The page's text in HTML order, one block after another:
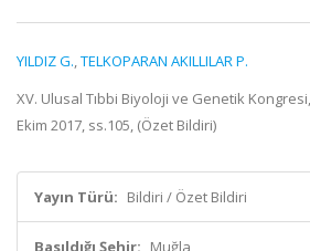
YILDIZ G.,TELKOPARAN AKILLILAR P.
XV. Ulusal Tıbbi Biyoloji ve Genetik
Ekim 2017, ss.105, (Özet Bildiri)
Yayın Türü: Bildiri / Özet Bildiri
Basıldığı Şehir: Muğla